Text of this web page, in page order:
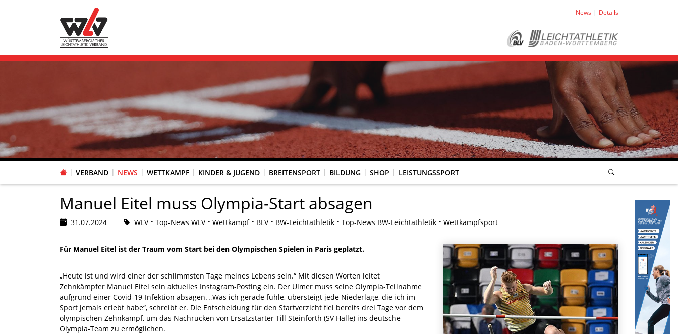
News Details
VERBAND NEWS WETTKAMPF KINDER & JUGEND BREITENSPORT BILDUNG SHOP LEISTUNGSSPORT
Manuel Eitel muss Olympia-Start absagen
31.07.2024 WLV Top-News WLV Wettkampf BLV BW-Leichtathletik Top-News BW-Leichtathletik Wettkampfsport
Für Manuel Eitel ist der Traum vom Start bei den Olympischen Spielen in Paris geplatzt.
„Heute ist und wird einer der schlimmsten Tage meines Lebens sein.“ Mit diesen Worten leitet
Zehnkämpfer Manuel Eitel sein aktuelles Instagram-Posting ein. Der Ulmer muss seine Olympia-Teilnahme
aufgrund einer Covid-19-Infektion absagen. „Was ich gerade fühle, übersteigt jede Niederlage, die ich im
Sport jemals erlebt habe“, schreibt er. Die Entscheidung für den Startverzicht fiel bereits drei Tage vor dem
olympischen Zehnkampf, um das Nachrücken von Ersatzstarter Till Steinforth (SV Halle) ins deutsche
Olympia-Team zu ermöglichen.